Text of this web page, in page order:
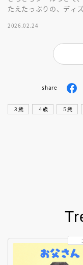
たえたっぷりの、ディ
いい１冊です。
2026.02.24
share
３歳 ４歳 ５歳